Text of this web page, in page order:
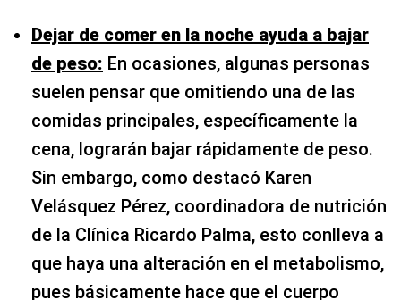
Dejar de comer en la noche ayuda a bajar
de peso: En ocasiones, algunas personas
suelen pensar que omitiendo una de las
comidas principales, específicamente la
cena, lograrán bajar rápidamente de peso.
Sin embargo, como destacó Karen
Velásquez Pérez, coordinadora de nutrición
de la Clínica Ricardo Palma, esto conlleva a
que haya una alteración en el metabolismo,
pues básicamente hace que el cuerpo